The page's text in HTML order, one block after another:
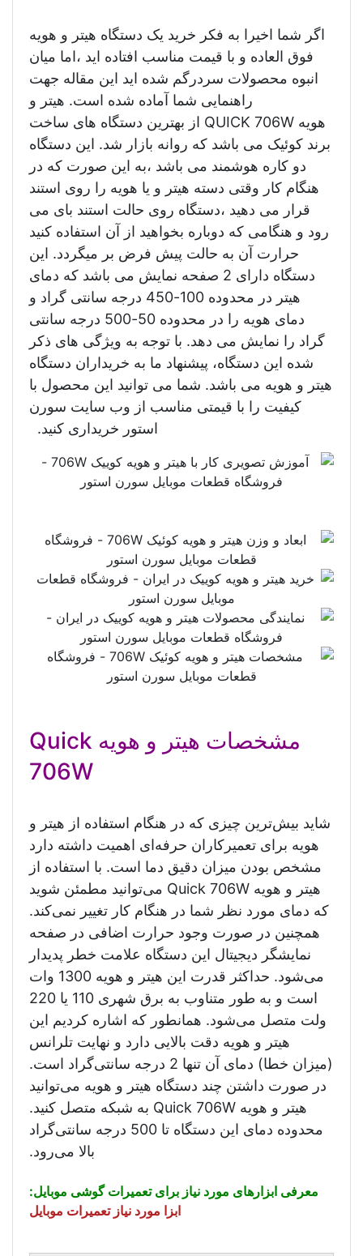
اگر شما اخیرا به فکر خرید یک دستگاه هیتر و هویه
فوق العاده و با قیمت مناسب افتاده اید ،اما میان
انبوه محصولات سردرگم شده اید این مقاله جهت
راهنمایی شما آماده شده است. هیتر و
هویه QUICK 706W از بهترین دستگاه های ساخت
برند کوئیک می باشد که روانه بازار شد. این دستگاه
دو کاره هوشمند می باشد ،به این صورت که در
هنگام کار وقتی دسته هیتر و یا هویه را روی استند
قرار می دهید ،دستگاه روی حالت استند بای می
رود و هنگامی که دوباره بخواهید از آن استفاده کنید
حرارت آن به حالت پیش فرض بر میگردد. این
دستگاه دارای 2 صفحه نمایش می باشد که دمای
هیتر در محدوده 100-450 درجه سانتی گراد و
دمای هویه را در محدوده 50-500 درجه سانتی
گراد را نمایش می دهد. با توجه به ویژگی های ذکر
شده این دستگاه، پیشنهاد ما به خریداران دستگاه
هیتر و هویه می باشد. شما می توانید این محصول با
کیفیت را با قیمتی مناسب از وب سایت سورن
استور خریداری کنید.
مشخصات هیتر و هویه Quick
706W
شاید بیش‌ترین چیزی که در هنگام استفاده از هیتر و
هویه برای تعمیرکاران حرفه‌ای اهمیت داشته دارد
مشخص بودن میزان دقیق دما است. با استفاده از
هیتر و هویه Quick 706W می‌توانید مطمئن شوید
که دمای مورد نظر شما در هنگام کار تغییر نمی‌کند.
همچنین در صورت وجود حرارت اضافی در صفحه
نمایشگر دیجیتال این دستگاه علامت خطر پدیدار
می‌شود. حداکثر قدرت این هیتر و هویه 1300 وات
است و به طور متناوب به برق شهری 110 یا 220
ولت متصل می‌شود. همانطور که اشاره کردیم این
هیتر و هویه دقت بالایی دارد و نهایت تلرانس
(میزان خطا) دمای آن تنها 2 درجه سانتی‌گراد است.
در صورت داشتن چند دستگاه هیتر و هویه می‌توانید
هیتر و هویه Quick 706W به شبکه متصل کنید.
محدوده دمای این دستگاه تا 500 درجه سانتی‌گراد
بالا می‌رود.
معرفی ابزارهای مورد نیاز برای تعمیرات گوشی موبایل:
ابزا مورد نیاز تعمیرات موبایل